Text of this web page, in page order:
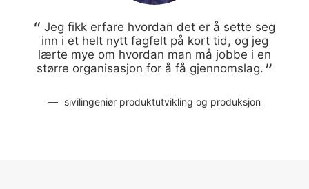
Jeg fikk erfare hvordan det er å sette seg
inn i et helt nytt fagfelt på kort tid, og jeg
lærte mye om hvordan man må jobbe i en
større organisasjon for å få gjennomslag.
sivilingeniør produktutvikling og produksjon